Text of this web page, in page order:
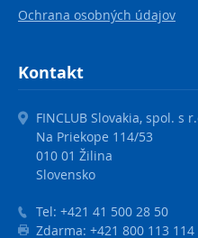
Ochrana osobných údajov
Kontakt
FINCLUB Slovakia, spol. s
Na Priekope 114/53
010 01 Žilina
Slovensko
Tel: +421 41 500 28 50
Zdarma: +421 800 113 114